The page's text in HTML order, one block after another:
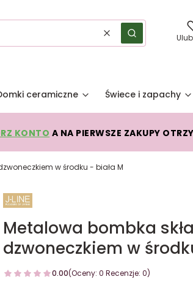
WyczyśćSzukaj
ceramiczne Świece i zapachy
KONTO A NA PIERWSZE ZAKUPY
w środku - biała M
Metalowa bombka
dzwoneczkiem w
0.00(Oceny: 0 Recenzje: 0)